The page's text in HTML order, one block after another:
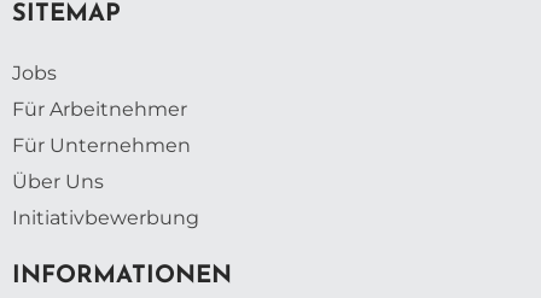
SITEMAP
Jobs
Für Arbeitnehmer
Für Unternehmen
Über Uns
Initiativbewerbung
INFORMATIONEN